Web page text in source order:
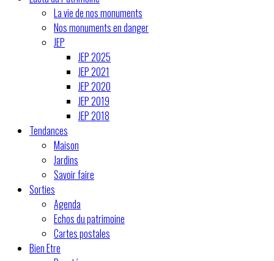
La vie de nos monuments
Nos monuments en danger
JEP
JEP 2025
JEP 2021
JEP 2020
JEP 2019
JEP 2018
Tendances
Maison
Jardins
Savoir faire
Sorties
Agenda
Echos du patrimoine
Cartes postales
Bien Etre